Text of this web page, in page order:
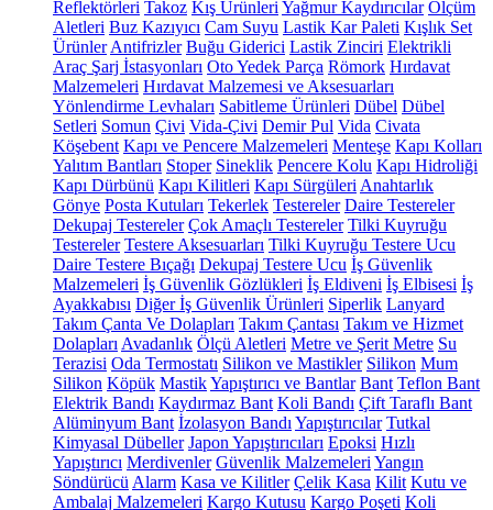
Reflektörleri Takoz Kış Ürünleri Yağmur Kaydırıcılar Ölçüm
Aletleri Buz Kazıyıcı Cam Suyu Lastik Kar Paleti Kışlık Set
Ürünler Antifrizler Buğu Giderici Lastik Zinciri Elektrikli
Araç Şarj İstasyonları Oto Yedek Parça Römork Hırdavat
Malzemeleri Hırdavat Malzemesi ve Aksesuarları
Yönlendirme Levhaları Sabitleme Ürünleri Dübel Dübel
Setleri Somun Çivi Vida-Çivi Demir Pul Vida Civata
Köşebent Kapı ve Pencere Malzemeleri Menteşe Kapı Kolları
Yalıtım Bantları Stoper Sineklik Pencere Kolu Kapı Hidroliği
Kapı Dürbünü Kapı Kilitleri Kapı Sürgüleri Anahtarlık
Gönye Posta Kutuları Tekerlek Testereler Daire Testereler
Dekupaj Testereler Çok Amaçlı Testereler Tilki Kuyruğu
Testereler Testere Aksesuarları Tilki Kuyruğu Testere Ucu
Daire Testere Bıçağı Dekupaj Testere Ucu İş Güvenlik
Malzemeleri İş Güvenlik Gözlükleri İş Eldiveni İş Elbisesi İş
Ayakkabısı Diğer İş Güvenlik Ürünleri Siperlik Lanyard
Takım Çanta Ve Dolapları Takım Çantası Takım ve Hizmet
Dolapları Avadanlık Ölçü Aletleri Metre ve Şerit Metre Su
Terazisi Oda Termostatı Silikon ve Mastikler Silikon Mum
Silikon Köpük MastikYapıştırıcı ve Bantlar Bant Teflon Bant
Elektrik Bandı Kaydırmaz Bant Koli Bandı Çift Taraflı Bant
Alüminyum Bant İzolasyon Bandı Yapıştırıcılar Tutkal
Kimyasal Dübeller Japon Yapıştırıcıları Epoksi Hızlı
Yapıştırıcı Merdivenler Güvenlik Malzemeleri Yangın
Söndürücü Alarm Kasa ve Kilitler Çelik Kasa Kilit Kutu ve
Ambalaj Malzemeleri Kargo Kutusu Kargo Poşeti Koli